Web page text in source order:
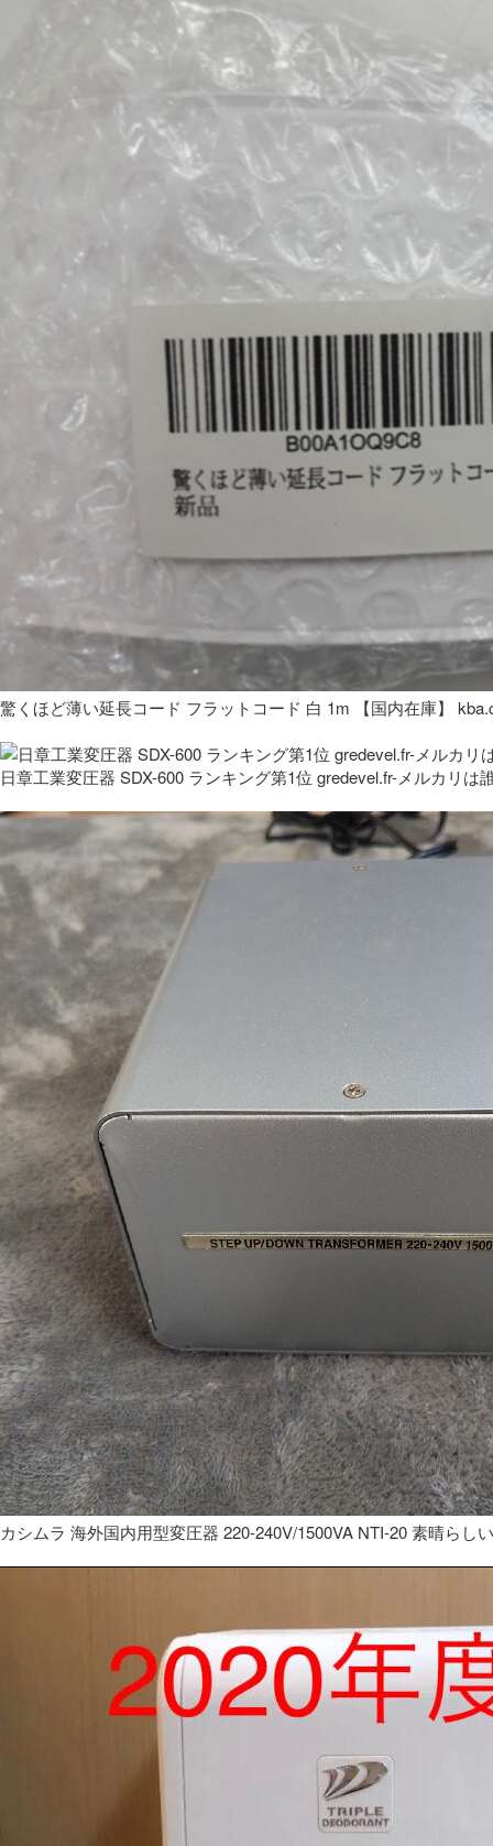
驚くほど薄い延長コード フラットコード 白 1m 【国内在庫】
日章工業変圧器 SDX-600 ランキング第1位 gredevel.fr-メルカリは
カシムラ 海外国内用型変圧器 220-240V/1500VA NTI-20 素晴らし